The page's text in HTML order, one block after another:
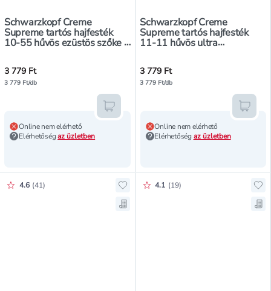
Schwarzkopf Creme
Supreme tartós hajfesték
10-55 hűvös ezüstös szőke -
3 779 Ft
3 779 Ft/db
Online nem elérhető
Elérhetőségaz üzletben
Kosárba teszem
Schwarzkopf Creme
Supreme tartós hajfesték
11-11 hűvös ultra
3 779 Ft
3 779 Ft/db
Online nem elérhető
Elérhetőség az üzletben
Értékelés pontszáma:
4.6 (41)
Hozzáadás a kedvencekhez,
Mentés a bevásárló listára,
Értékelés pontszáma:
4.1 (19)